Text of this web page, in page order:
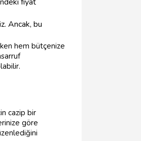
Ancak, bu
hem bütçenize
cazip bir
göre